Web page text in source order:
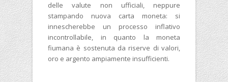
delle valute non ufficiali, neppure
stampando nuova carta moneta: si
innescherebbe un processo inflativo
incontrollabile, in quanto la moneta
fiumana è sostenuta da riserve di valori,
oro e argento ampiamente insufficienti.